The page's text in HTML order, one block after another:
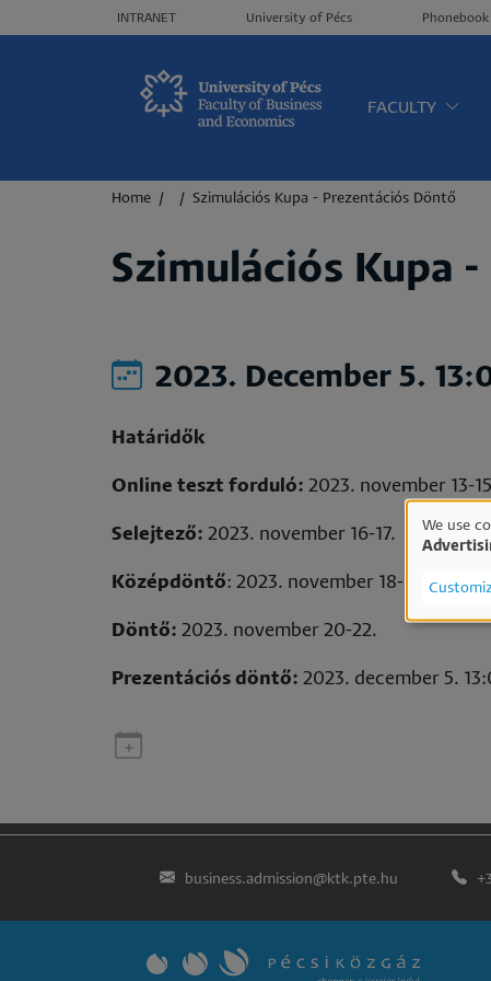
Header menü
INTRANET University of Pécs Phonebook
FACULTY
Breadcrumb
Home Szimulációs Kupa - Prezentációs Döntő
Szimulációs Kupa
2023. December 5.
Határidők
Online teszt forduló: 2023. november 13-
Selejtező: 2023. november 16-17.
Középdöntő: 2023. november 18-19.
Döntő: 2023. november 20-22.
Prezentációs döntő: 2023. december 5.
business.admission@ktk.pte.hu
Use
of
We use